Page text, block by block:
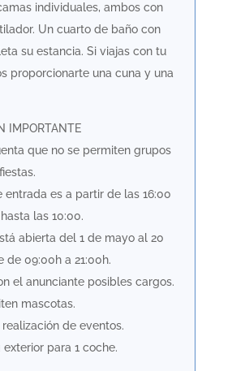
individuales, ambos con
Un cuarto de baño con
su estancia. Si viajas con tu
proporcionarte una cuna y una
IMPORTANTE
que no se permiten grupos
entrada es a partir de las 16:00
las 10:00.
abierta del 1 de mayo al 20
de 09:00h a 21:00h.
el anunciante posibles cargos.
mascotas.
de eventos.
para 1 coche.